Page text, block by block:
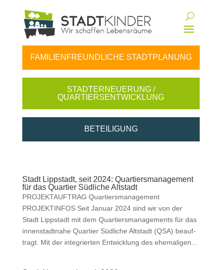
FAMILIENFREUNDLICHE STADTPLANUNG
STADTERNEUERUNG /
QUARTIERSENTWICKLUNG
BETEILIGUNG
Stadt Lippstadt, seit 2024: Quartiersmanagement
für das Quartier Südliche Altstadt
PROJEKTAUFTRAG Quartiers­man­age­ment
PROJEKTINFOS Seit Jan­u­ar 2024 sind wir von der
Stadt Lipp­stadt mit dem Quartiers­man­age­ments für das
innen­stadt­na­he Quarti­er Südliche Alt­stadt (QSA) beauf­
tragt. Mit der inte­gri­erten Entwick­lung des ehe­ma­li­gen...